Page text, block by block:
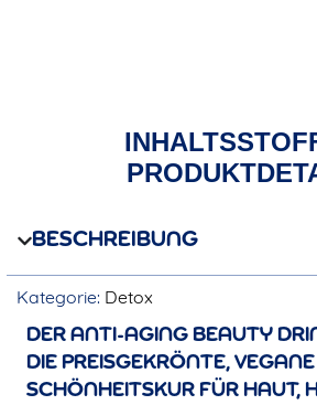
BESCHREIBUNG
Kategorie: Detox
DER ANTI-AGING BEAUTY
DIE PREISGEKRÖNTE, VEGANE
SCHÖNHEITSKUR FÜR HAUT,